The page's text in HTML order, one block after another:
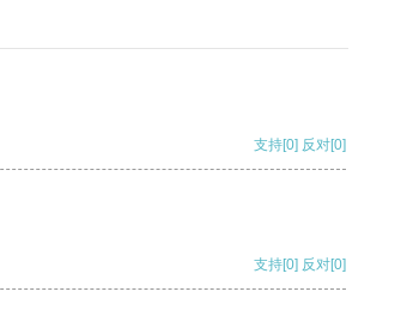
支持[0] 反对[0]
支持[0] 反对[0]